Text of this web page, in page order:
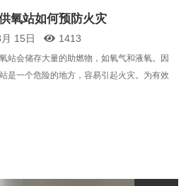
统的氧气站房设备大致可…
氧站如何预防火灾
15日 1413
站会储存大量的助燃物，如氧气和液氧。因
是一个危险的地方，容易引起火灾。为有效